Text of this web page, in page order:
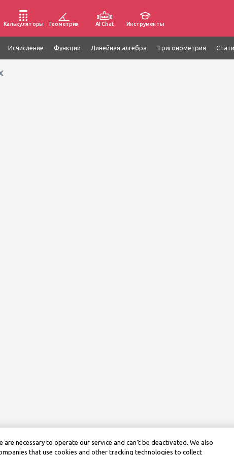
Калькуляторы Геометрия AI Chat Инструменты
Исчисление Функции Линейная алгебра Тригонометрия
are necessary to operate our service and can’t be deactivated. We also
that use cookies and other tracking technologies to collect